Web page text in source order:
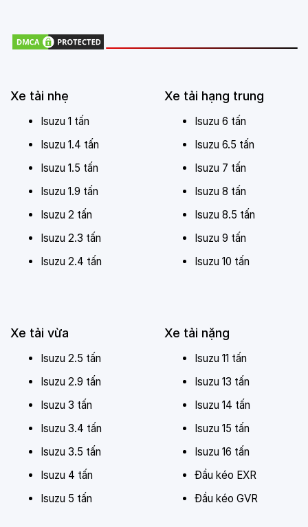
Mở 02 cửa sau, 01 cửa hông
Cản hông, Cản sau sắt sơn sọc vàng
Kích thước
Công thức bánh xe : 4 x 2
Loại nhiên liệu : Diesel
Động cơ
Nhãn hiệu động cơ: 4JH1E4NC
Xe tải nhẹ
Isuzu 1 tấn
Isuzu 1.4 tấn
Isuzu 1.5 tấn
Isuzu 1.9 tấn
Isuzu 2 tấn
Isuzu 2.3 tấn
Isuzu 2.4 tấn
Xe tải vừa
Isuzu 2.5 tấn
Isuzu 2.9 tấn
Isuzu 3 tấn
Isuzu 3.4 tấn
Isuzu 3.5 tấn
Isuzu 4 tấn
Isuzu 5 tấn
Xe tải hạng trung
Isuzu 6 tấn
Isuzu 6.5 tấn
Isuzu 7 tấn
Isuzu 8 tấn
Isuzu 8.5 tấn
Isuzu 9 tấn
Isuzu 10 tấn
Xe tải nặng
Isuzu 11 tấn
Isuzu 13 tấn
Isuzu 14 tấn
Isuzu 15 tấn
Isuzu 16 tấn
Đầu kéo EXR
Đầu kéo GVR